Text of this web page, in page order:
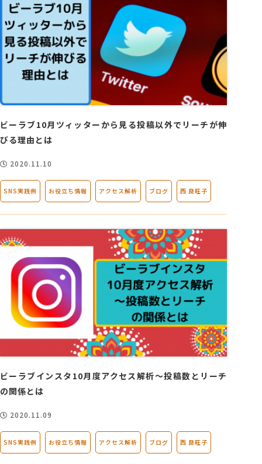
ビーラブ10月ツィッターから見る投稿以外でリーチが伸
びる理由とは
2020.11.10
SNS実践例 お役立ち情報 アクセス解析 ブログ 西 良旺子
ビーラブインスタ10月度アクセス解析～投稿数とリーチ
の関係とは
2020.11.09
SNS実践例 お役立ち情報 アクセス解析 ブログ 西 良旺子